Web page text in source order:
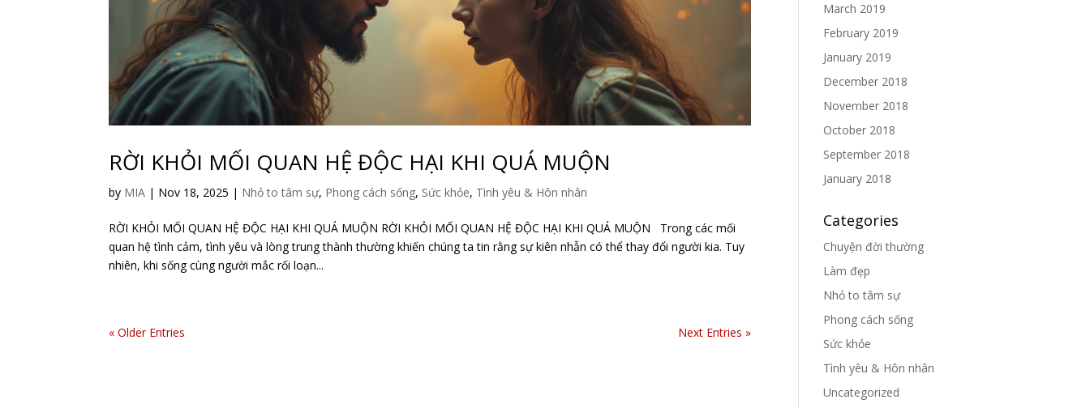
RỜI KHỎI MỐI QUAN HỆ ĐỘC HẠI KHI QUÁ MUỘN
by MIA | Nov 18, 2025 | Nhỏ to tâm sự, Phong cách sống, Sức khỏe, Tình yêu & Hôn nhân
RỜI KHỎI MỐI QUAN HỆ ĐỘC HẠI KHI QUÁ MUỘN RỜI KHỎI MỐI QUAN HỆ ĐỘC HẠI KHI QUÁ MUỘN Trong các mối
quan hệ tình cảm, tình yêu và lòng trung thành thường khiến chúng ta tin rằng sự kiên nhẫn có thể thay đổi người kia. Tuy
nhiên, khi sống cùng người mắc rối loạn...
« Older Entries Next Entries »
March 2019
February 2019
January 2019
December 2018
November 2018
October 2018
September 2018
January 2018
Categories
Chuyện đời thường
Làm đẹp
Nhỏ to tâm sự
Phong cách sống
Sức khỏe
Tình yêu & Hôn nhân
Uncategorized